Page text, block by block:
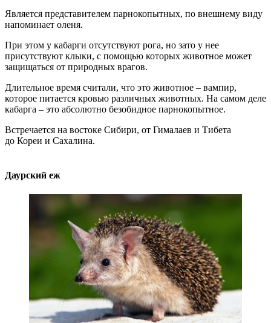
Является представителем парнокопытных, по внешнему виду
напоминает оленя.
При этом у кабарги отсутствуют рога, но зато у нее
присутствуют клыки, с помощью которых животное может
защищаться от природных врагов.
Длительное время считали, что это животное – вампир,
которое питается кровью различных животных. На самом деле
кабарга – это абсолютно безобидное парнокопытное.
Встречается на востоке Сибири, от Гималаев и Тибета
до Кореи и Сахалина.
Даурский еж